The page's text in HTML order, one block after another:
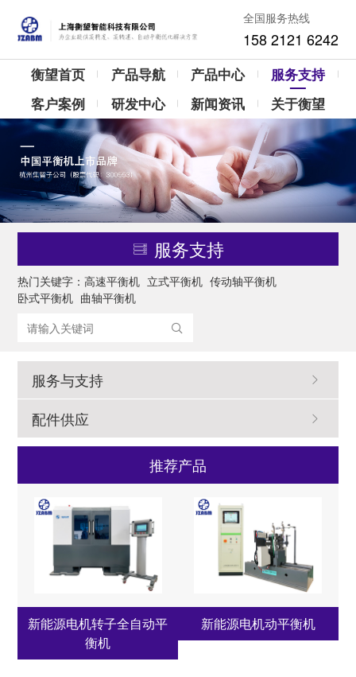
全国服务热线
158 2121 6242
衡望首页 产品导航 产品中心
服务支持
客户案例
研发中心 新闻资讯 关于衡望
服务支持
热门关键字：高速平衡机 立式平衡机 传动轴平衡机
卧式平衡机 曲轴平衡机
服务与支持
配件供应
推荐产品
新能源电机转子全自动平
衡机
新能源电机动平衡机